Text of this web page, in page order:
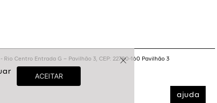
ajuda
Centro Entrada G – Pavilhão 3, CEP: 22780-160 Pavilhão 3